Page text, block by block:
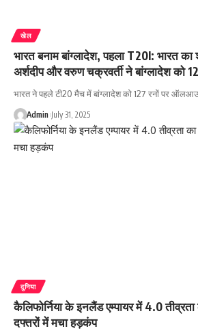
खेल
भारत बनाम बांग्लादेश, पहला T20I: भारत का
अर्शदीप और वरुण चक्रवर्ती ने बांग्लादेश को
भारत ने पहले टी20 मैच में बांग्लादेश को 127 रनों पर
Admin July 31, 2025
दुनिया
कैलिफोर्निया के इनलैंड एम्पायर में 4.0
दफ्तरों में मचा हड़कंप